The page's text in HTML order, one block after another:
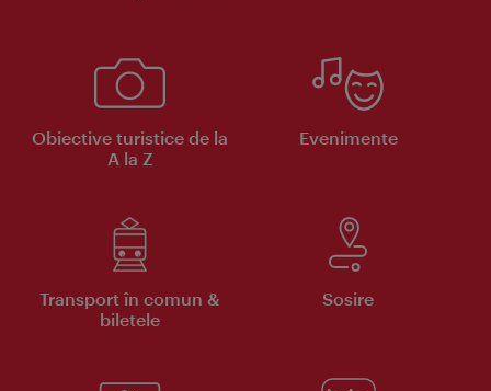
Obiective turistice de la
A la Z
Evenimente
Transport în comun &
biletele
Sosire